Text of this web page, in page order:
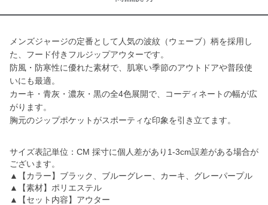
メンズジャージの定番として人気の波紋（ウェーブ）柄を採用し
た、フード付きフルジップアウターです。
防風・防寒性に優れた素材で、肌寒い季節のアウトドアや普段使
いにも最適。
カーキ・青灰・濃灰・黒の全4色展開で、コーディネートの幅が広
がります。
胸元のジップポケットがスポーティな印象を引き立てます。
サイズ表記単位：CM 採寸に個人差があり1-3cm誤差がある場合が
ございます。
▲【カラー】ブラック、ブルーグレー、カーキ、グレーパープル
▲【素材】ポリエステル
▲【セット内容】アウター